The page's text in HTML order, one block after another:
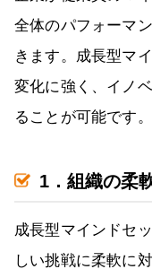
全体のパフォーマ
きます。成長型マ
変化に強く、イノ
ることが可能です。
1．組織の柔
成長型マインドセ
しい挑戦に柔軟に